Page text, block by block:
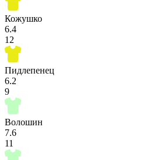
Кожушко
6.4
12
Пидлепенец
6.2
9
Волошин
7.6
11